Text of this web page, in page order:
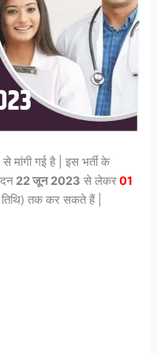
मांगी गई है | इस भर्ती के
22 जून 2023 से लेकर01
तक कर सकते हैं |